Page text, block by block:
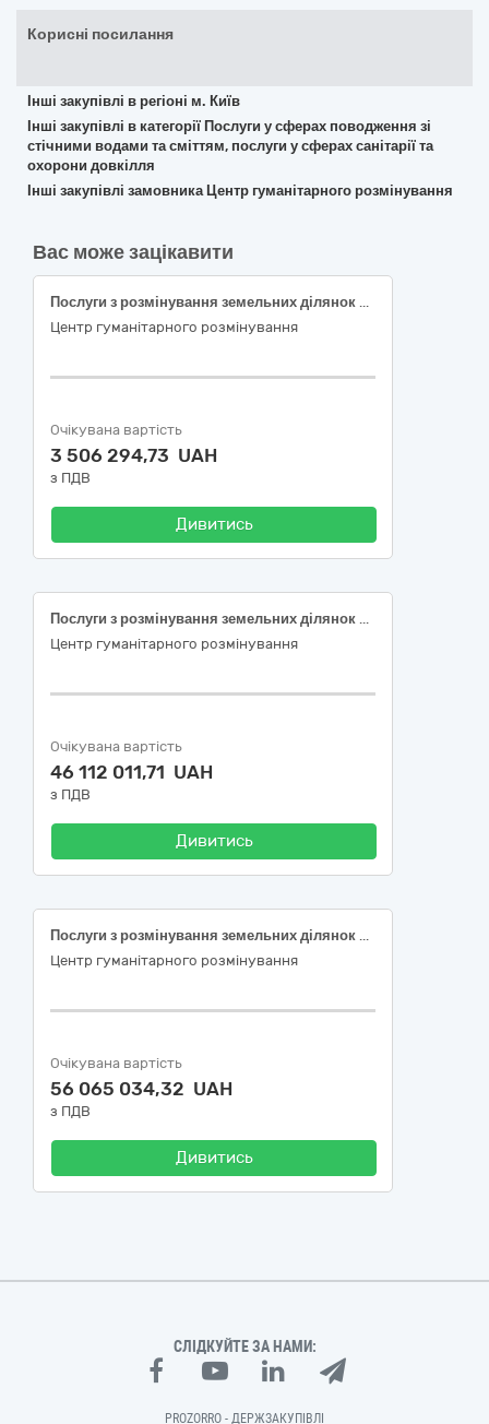
Корисні посилання
Інші закупівлі в регіоні м. Київ
Інші закупівлі в категорії Послуги у сферах поводження зі
стічними водами та сміттям, послуги у сферах санітарії та
охорони довкілля
Інші закупівлі замовника Центр гуманітарного розмінування
Вас може зацікавити
Послуги з розмінування земельних ділянок сільськогосподарського призначення (Код ДК 021:2015 – 90520000-8 Послуги у сфері поводження з радіоактивними, токсичними, медичними та небезпечними відходами)
Центр гуманітарного розмінування
Очікувана вартість
3 506 294,73 UAH
з ПДВ
Дивитись
Послуги з розмінування земельних ділянок сільськогосподарського призначення (Код ДК 021:2015 – 90520000-8 Послуги у сфері поводження з радіоактивними, токсичними, медичними та небезпечними відходами)
Центр гуманітарного розмінування
Очікувана вартість
46 112 011,71 UAH
з ПДВ
Дивитись
Послуги з розмінування земельних ділянок сільськогосподарського призначення (Код ДК 021:2015 – 90520000-8 Послуги у сфері поводження з радіоактивними, токсичними, медичними та небезпечними відходами)
Центр гуманітарного розмінування
Очікувана вартість
56 065 034,32 UAH
з ПДВ
Дивитись
СЛІДКУЙТЕ ЗА НАМИ:
PROZORRO - ДЕРЖЗАКУПІВЛІ